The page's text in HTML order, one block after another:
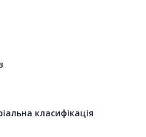
класифікація